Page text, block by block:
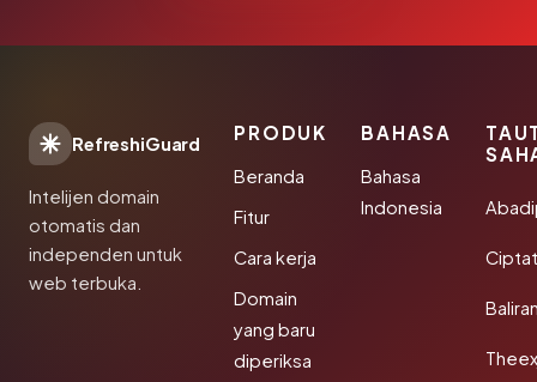
RefreshiGuard
Intelijen domain
otomatis dan
independen untuk
web terbuka.
PRODUK
Beranda
Fitur
Cara kerja
Domain
yang baru
diperiksa
BAHASA
Bahasa
Indonesia